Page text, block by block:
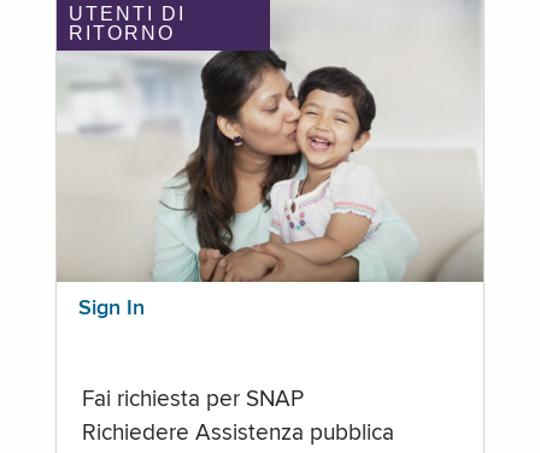
UTENTI DI
RITORNO
Sign In
Fai richiesta per SNAP
Richiedere Assistenza pubblica